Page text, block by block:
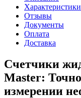
Характеристики
Отзывы
Документы
Оплата
Доставка
Счетчики
Master:
измерении